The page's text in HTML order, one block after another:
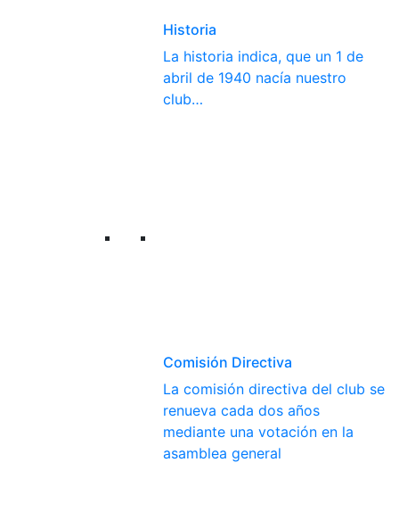
Historia
La historia indica, que un 1 de
abril de 1940 nacía nuestro
club…
Comisión Directiva
La comisión directiva del club se
renueva cada dos años
mediante una votación en la
asamblea general